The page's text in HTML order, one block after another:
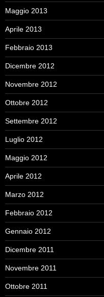
Maggio 2013
Aprile 2013
Febbraio 2013
Dicembre 2012
Novembre 2012
Ottobre 2012
Settembre 2012
Luglio 2012
Maggio 2012
Aprile 2012
Marzo 2012
Febbraio 2012
Gennaio 2012
Dicembre 2011
Novembre 2011
Ottobre 2011